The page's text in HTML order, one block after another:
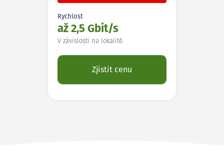
Rychlost
až 2,5 Gbit/s
V závislosti na lokalitě.
Zjistit cenu